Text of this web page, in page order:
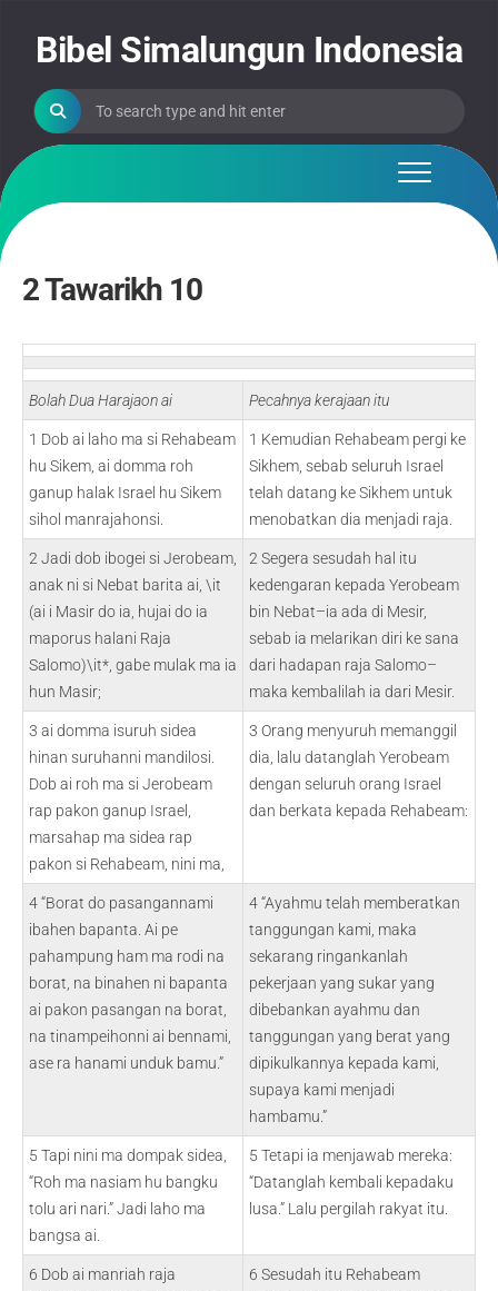
contentBibel Simalungun Indonesia
2 Tawarikh 10
Bolah Dua Harajaon ai Pecahnya kerajaan itu
1 Dob ai laho ma si Rehabeam
hu Sikem, ai domma roh
ganup halak Israel hu Sikem
sihol manrajahonsi.
1 Kemudian Rehabeam pergi ke
Sikhem, sebab seluruh Israel
telah datang ke Sikhem untuk
menobatkan dia menjadi raja.
2 Jadi dob ibogei si Jerobeam,
anak ni si Nebat barita ai, \it
(ai i Masir do ia, hujai do ia
maporus halani Raja
Salomo)\it*, gabe mulak ma ia
hun Masir;
2 Segera sesudah hal itu
kedengaran kepada Yerobeam
bin Nebat–ia ada di Mesir,
sebab ia melarikan diri ke sana
dari hadapan raja Salomo–
maka kembalilah ia dari Mesir.
3 ai domma isuruh sidea
hinan suruhanni mandilosi.
Dob ai roh ma si Jerobeam
rap pakon ganup Israel,
marsahap ma sidea rap
pakon si Rehabeam, nini ma,
3 Orang menyuruh memanggil
dia, lalu datanglah Yerobeam
dengan seluruh orang Israel
dan berkata kepada Rehabeam:
4 “Borat do pasangannami
ibahen bapanta. Ai pe
pahampung ham ma rodi na
borat, na binahen ni bapanta
ai pakon pasangan na borat,
na tinampeihonni ai bennami,
ase ra hanami unduk bamu.”
4 “Ayahmu telah memberatkan
tanggungan kami, maka
sekarang ringankanlah
pekerjaan yang sukar yang
dibebankan ayahmu dan
tanggungan yang berat yang
dipikulkannya kepada kami,
supaya kami menjadi
hambamu.”
5 Tapi nini ma dompak sidea,
“Roh ma nasiam hu bangku
tolu ari nari.” Jadi laho ma
bangsa ai.
5 Tetapi ia menjawab mereka:
“Datanglah kembali kepadaku
lusa.” Lalu pergilah rakyat itu.
6 Dob ai manriah raja
6 Sesudah itu Rehabeam